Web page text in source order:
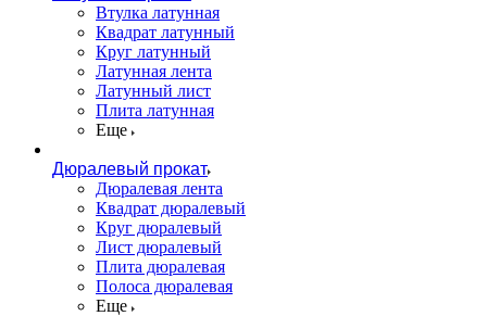
Втулка латунная
Квадрат латунный
Круг латунный
Латунная лента
Латунный лист
Плита латунная
Еще
Дюралевый прокат
Дюралевая лента
Квадрат дюралевый
Круг дюралевый
Лист дюралевый
Плита дюралевая
Полоса дюралевая
Еще